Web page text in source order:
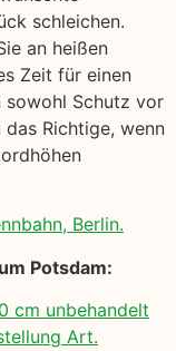
schleichen.
an heißen
Zeit für einen
sowohl Schutz vor
Richtige, wenn
Berlin.
Potsdam:
cm unbehandelt
Art.